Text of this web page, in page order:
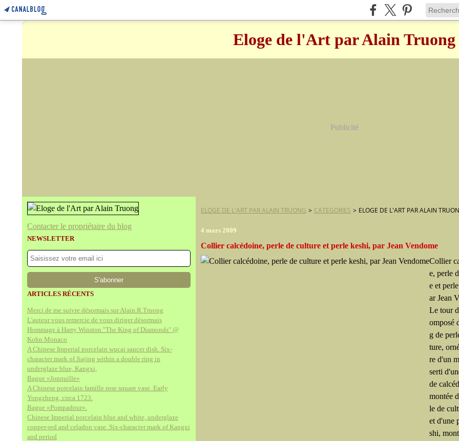
Eloge de l'Art par Alain Truong
Publicité
Contacter le propriétaire du blog
NEWSLETTER
ARTICLES RÉCENTS
Merci de me suivre désormais sur Alain.R.Truong
L'auteur vous remercie de vous diriger désormais
Hommage à Harry Winston "The King of Diamonds" @
Kohn Monaco
A Chinese Imperial porcelain wucai saucer dish. Six-
character mark of Jiajing within a double ring in
underglaze blue, Kangxi,
Bague «Jonquille»
A Chinese porcelain famille rose square vase. Early
Yongzheng, circa 1723.
Bague «Pompadour».
Chinese Imperial porcelain blue and white, underglaze
copper-red and celadon vase. Six-character mark of Kangxi
and period
ELOGE DE L'ART PAR ALAIN TRUONG > CATEGORIES > ELOGE DE L'ART PAR ALAIN
4 mars 2009
Collier calcédoine, perle de culture et perle keshi, par Jean Vendome
Collier
e, perle
e et
ar Jean
Le tour
omposé
g de
ture,
re d'un
serti
de
montée
le de
et d'une
shi,